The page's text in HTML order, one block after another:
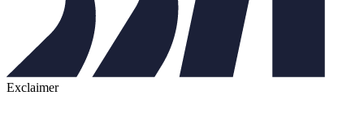
Exclaimer